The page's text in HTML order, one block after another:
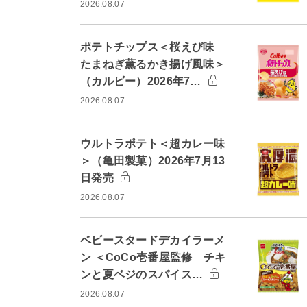
2026.08.07
ポテトチップス＜桜えび味
たまねぎ薫るかき揚げ風味＞
（カルビー）2026年7…
2026.08.07
ウルトラポテト＜超カレー味
＞（亀田製菓）2026年7月13
日発売
2026.08.07
ベビースタードデカイラーメ
ン ＜CoCo壱番屋監修 チキ
ンと夏ベジのスパイス…
2026.08.07